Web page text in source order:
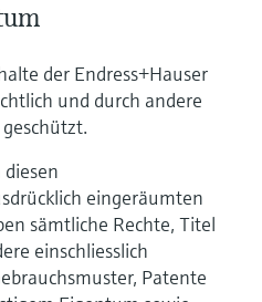
der Endress+Hauser
und durch andere
eingeräumten
sämtliche Rechte, Titel
einschliesslich
Patente